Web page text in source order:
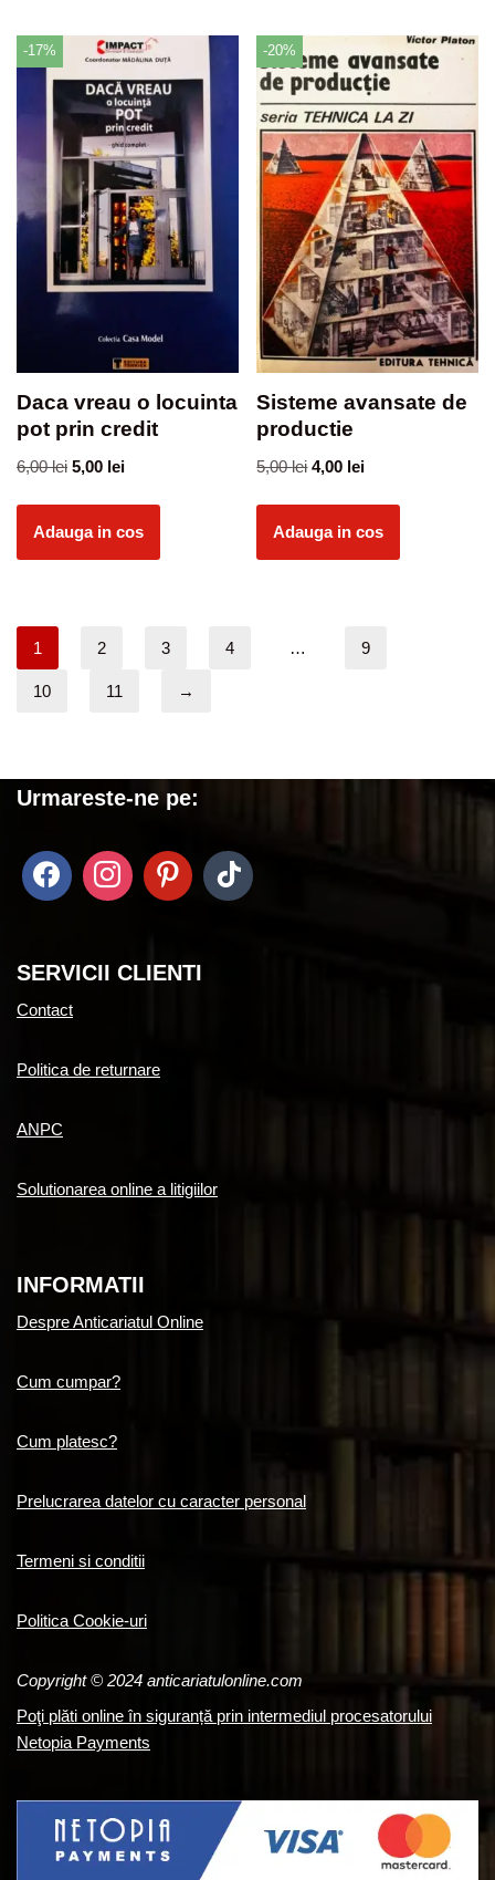
-17%
Daca vreau o locuinta
pot prin credit
6,00lei 5,00 lei
Adauga in cos
-20%
Sisteme avansate de
productie
5,00lei 4,00 lei
Adauga in cos
1 2 3 4 … 9
10 11 →
Urmareste-ne pe:
SERVICII CLIENTI
Contact
Politica de returnare
ANPC
Solutionarea online a litigiilor
INFORMATII
Despre Anticariatul Online
Cum cumpar?
Cum platesc?
Prelucrarea datelor cu caracter personal
Termeni si conditii
Politica Cookie-uri
Copyright © 2024 anticariatulonline.com
Poţi plăti online în siguranță prin intermediul procesatorului
Netopia Payments